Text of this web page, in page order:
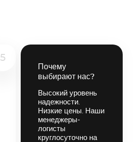
5
Почему
выбирают нас?
Высокий уровень
надежности.
Низкие цены. Наши
менеджеры-
логисты
круглосуточно на